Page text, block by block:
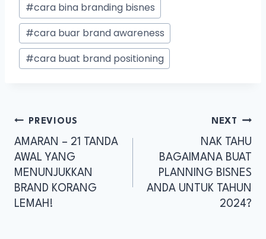
#cara bina branding bisnes
#cara buar brand awareness
#cara buat brand positioning
PREVIOUS
AMARAN – 21 TANDA
AWAL YANG
MENUNJUKKAN
BRAND KORANG
LEMAH!
NEXT
NAK TAHU
BAGAIMANA BUAT
PLANNING BISNES
ANDA UNTUK TAHUN
2024?